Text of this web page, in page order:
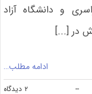
و دانشگاه آزاد
در [...]
ادامه مطلب…
-- ۲ دیدگاه